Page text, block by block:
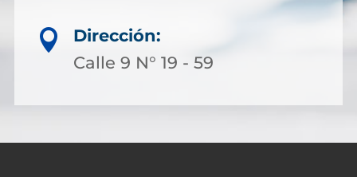

Dirección:
Calle 9 N° 19 - 59